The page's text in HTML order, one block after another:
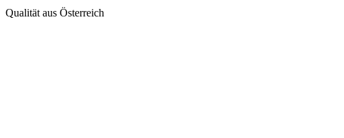
Qualität aus Österreich